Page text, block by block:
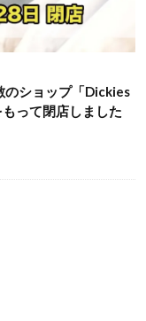
のショップ「Dickies
って閉店しました